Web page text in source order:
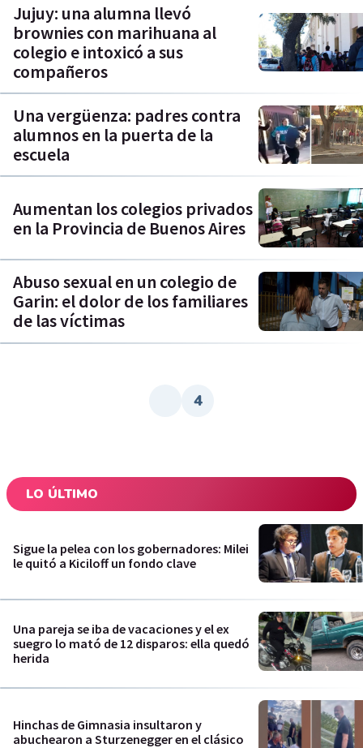
Jujuy: una alumna llevó
brownies con marihuana al
colegio e intoxicó a sus
compañeros
Una vergüenza: padres contra
alumnos en la puerta de la
escuela
Aumentan los colegios privados
en la Provincia de Buenos Aires
Abuso sexual en un colegio de
Garin: el dolor de los familiares
de las víctimas
4
LO ÚLTIMO
Sigue la pelea con los gobernadores: Milei
le quitó a Kiciloff un fondo clave
Una pareja se iba de vacaciones y el ex
suegro lo mató de 12 disparos: ella quedó
herida
Hinchas de Gimnasia insultaron y
abuchearon a Sturzenegger en el clásico